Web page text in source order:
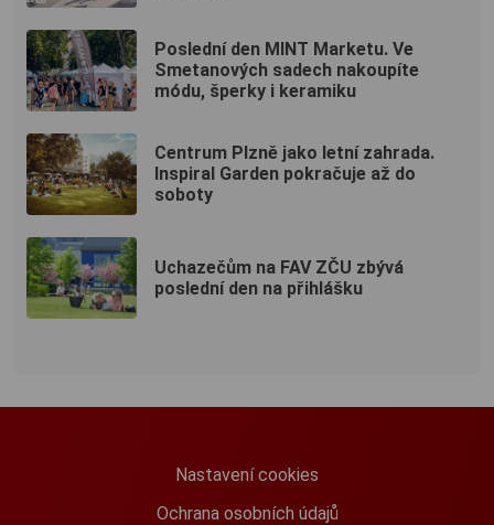
Poslední den MINT Marketu. Ve
Smetanových sadech nakoupíte
módu, šperky i keramiku
Centrum Plzně jako letní zahrada.
Inspiral Garden pokračuje až do
soboty
Uchazečům na FAV ZČU zbývá
poslední den na přihlášku
Nastavení cookies
Ochrana osobních údajů